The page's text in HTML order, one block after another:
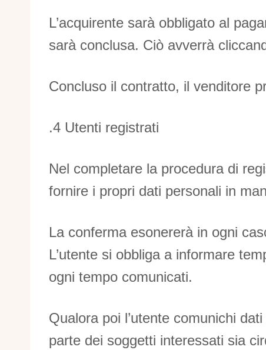
L’acquirente sarà obbligato al
sarà conclusa. Ciò avverrà
Concluso il contratto, il venditore
.4 Utenti registrati
Nel completare la procedura di
fornire i propri dati personali in
La conferma esonererà in ogni
L’utente si obbliga a informare
ogni tempo comunicati.
Qualora poi l’utente comunichi
parte dei soggetti interessati sia